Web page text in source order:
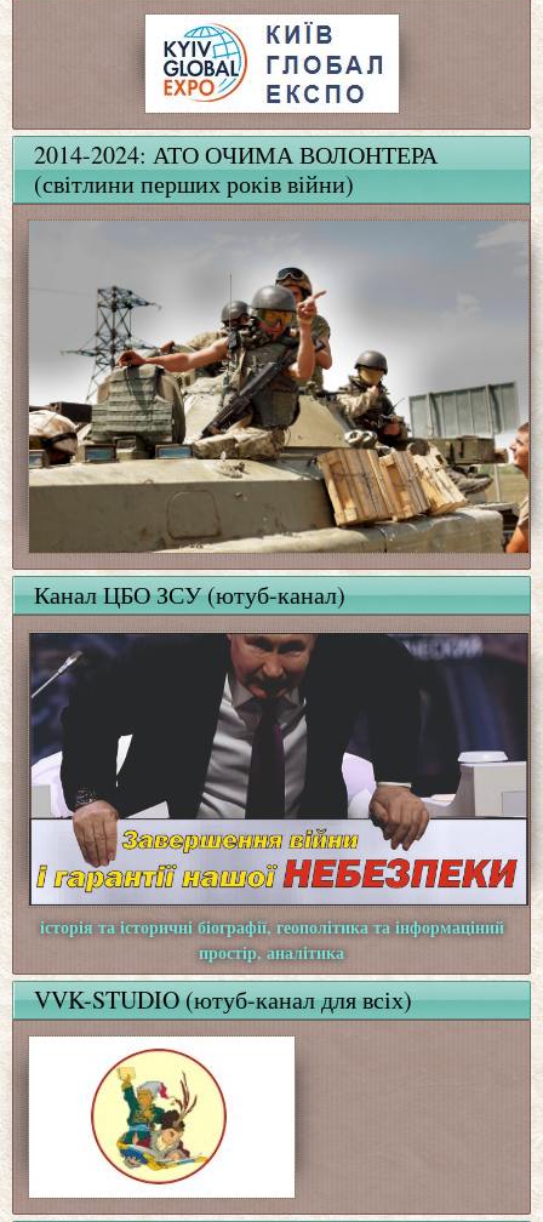
2014-2024: АТО ОЧИМА ВОЛОНТЕРА
(світлини перших років війни)
Канал ЦБО ЗСУ (ютуб-канал)
історія та історичні біографії, геополітика та інформаціний
простір, аналітика
VVK-STUDIO (ютуб-канал для всіх)